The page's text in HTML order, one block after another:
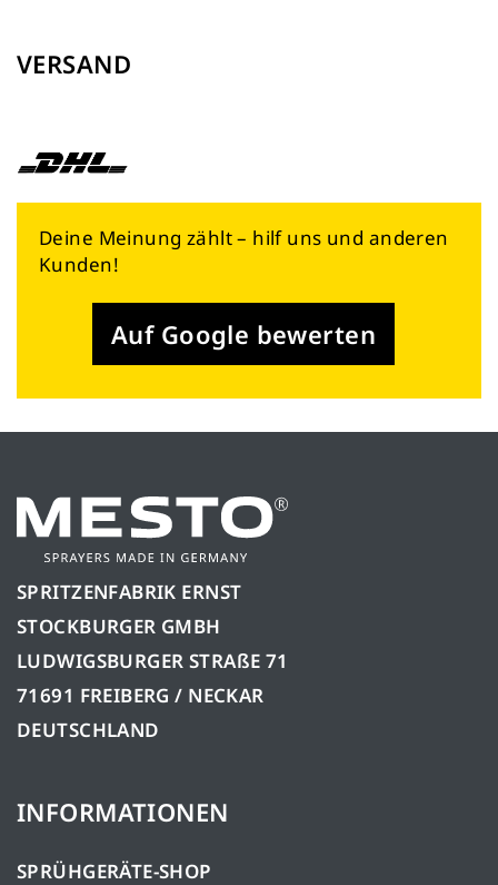
VERSAND
Deine Meinung zählt – hilf uns und anderen
Kunden!
Auf Google bewerten
SPRITZENFABRIK ERNST
STOCKBURGER GMBH
LUDWIGSBURGER STRAßE 71
71691 FREIBERG / NECKAR
DEUTSCHLAND
INFORMATIONEN
SPRÜHGERÄTE-SHOP